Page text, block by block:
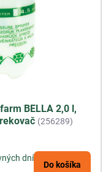
BELLA 2,0 l,
(256289)
dní
Do košíka